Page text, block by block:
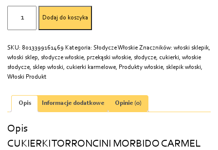
CUKIERKI
TORRONCINI
CARMEL
117G
Dodaj do koszyka
SKU: 8013399161469 Kategoria: Słodycze Włoskie Znaczników: włoski sklepik,
włoski sklep, słodycze włoskie, przekąski włoskie, słodycze, cukierki, włoskie
słodycze, sklep włoski, cukierki karmelowe, Produkty włoskie, sklepik włoski,
Włoski Produkt
Opis Informacje dodatkowe Opinie (0)
Opis
CUKIERKI TORRONCINI MORBIDO CARMEL